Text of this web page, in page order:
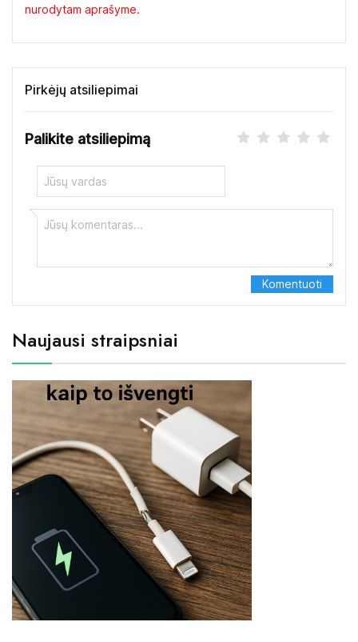
nurodytam aprašyme.
Pirkėjų atsiliepimai
Palikite atsiliepimą
Naujausi straipsniai